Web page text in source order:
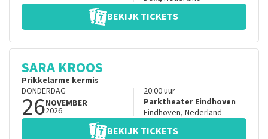
BEKIJK TICKETS
SARA KROOS
Prikkelarme kermis
DONDERDAG
26NOVEMBER
2026
20:00uur
Parktheater Eindhoven
Eindhoven, Nederland
BEKIJK TICKETS